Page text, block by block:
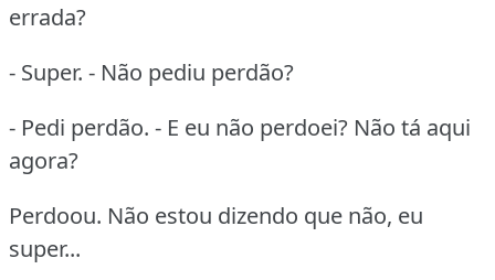
errada?
- Super. - Não pediu perdão?
- Pedi perdão. - E eu não perdoei? Não tá aqui
agora?
Perdoou. Não estou dizendo que não, eu
super...